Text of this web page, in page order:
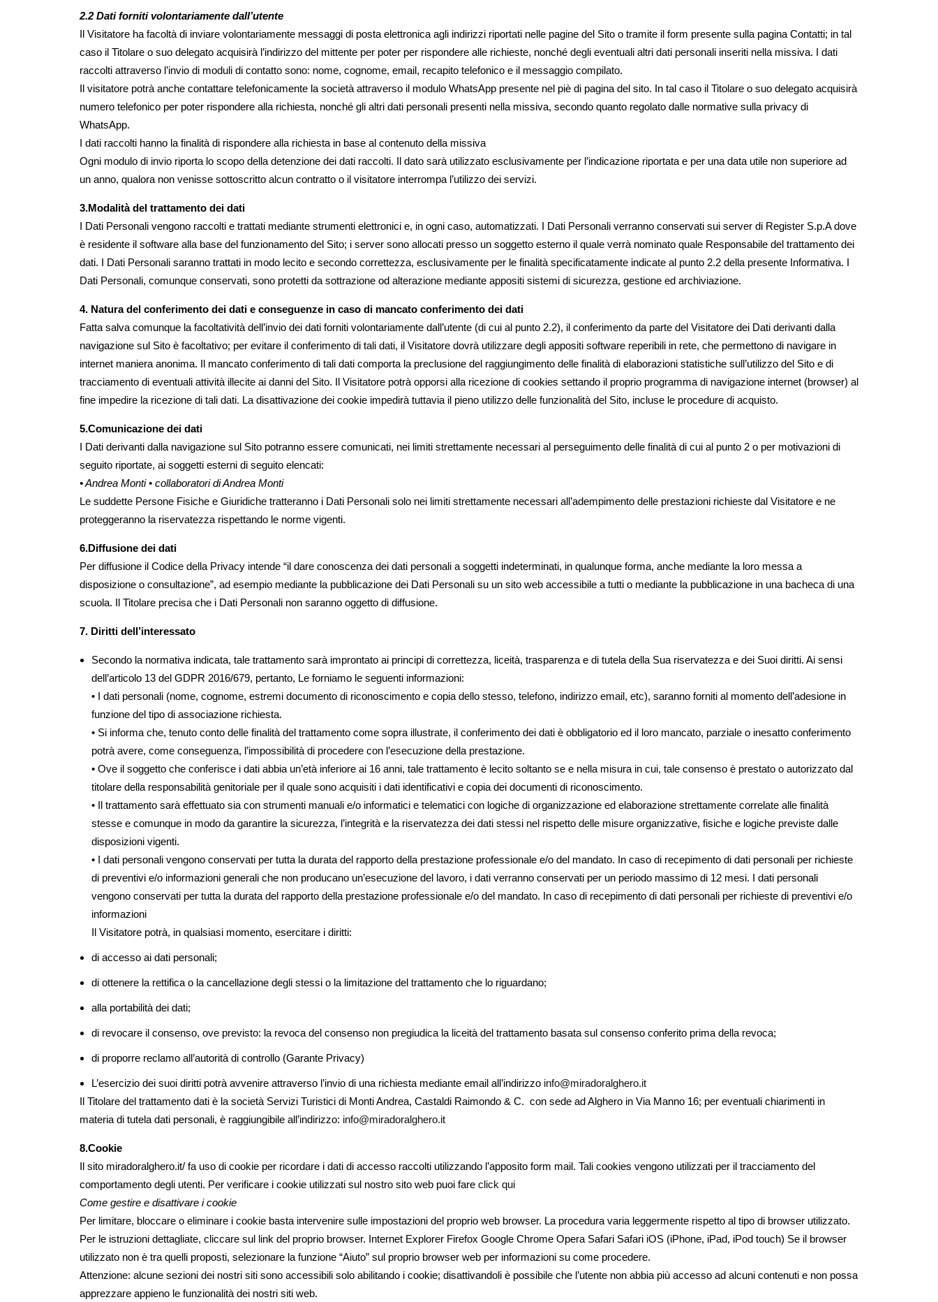
2.2 Dati forniti volontariamente dall’utente
Il Visitatore ha facoltà di inviare volontariamente messaggi di posta elettronica agli indirizzi riportati nelle pagine del Sito o tramite il form presente sulla pagina Contatti; in tal
caso il Titolare o suo delegato acquisirà l’indirizzo del mittente per poter per rispondere alle richieste, nonché degli eventuali altri dati personali inseriti nella missiva. I dati
raccolti attraverso l’invio di moduli di contatto sono: nome, cognome, email, recapito telefonico e il messaggio compilato.
Il visitatore potrà anche contattare telefonicamente la società attraverso il modulo WhatsApp presente nel piè di pagina del sito. In tal caso il Titolare o suo delegato acquisirà
numero telefonico per poter rispondere alla richiesta, nonché gli altri dati personali presenti nella missiva, secondo quanto regolato dalle normative sulla privacy di
WhatsApp.
I dati raccolti hanno la finalità di rispondere alla richiesta in base al contenuto della missiva
Ogni modulo di invio riporta lo scopo della detenzione dei dati raccolti. Il dato sarà utilizzato esclusivamente per l’indicazione riportata e per una data utile non superiore ad
un anno, qualora non venisse sottoscritto alcun contratto o il visitatore interrompa l’utilizzo dei servizi.
3.Modalità del trattamento dei dati
I Dati Personali vengono raccolti e trattati mediante strumenti elettronici e, in ogni caso, automatizzati. I Dati Personali verranno conservati sui server di Register S.p.A dove
è residente il software alla base del funzionamento del Sito; i server sono allocati presso un soggetto esterno il quale verrà nominato quale Responsabile del trattamento dei
dati. I Dati Personali saranno trattati in modo lecito e secondo correttezza, esclusivamente per le finalità specificatamente indicate al punto 2.2 della presente Informativa. I
Dati Personali, comunque conservati, sono protetti da sottrazione od alterazione mediante appositi sistemi di sicurezza, gestione ed archiviazione.
4. Natura del conferimento dei dati e conseguenze in caso di mancato conferimento dei dati
Fatta salva comunque la facoltatività dell’invio dei dati forniti volontariamente dall’utente (di cui al punto 2.2), il conferimento da parte del Visitatore dei Dati derivanti dalla
navigazione sul Sito è facoltativo; per evitare il conferimento di tali dati, il Visitatore dovrà utilizzare degli appositi software reperibili in rete, che permettono di navigare in
internet maniera anonima. Il mancato conferimento di tali dati comporta la preclusione del raggiungimento delle finalità di elaborazioni statistiche sull’utilizzo del Sito e di
tracciamento di eventuali attività illecite ai danni del Sito. Il Visitatore potrà opporsi alla ricezione di cookies settando il proprio programma di navigazione internet (browser) al
fine impedire la ricezione di tali dati. La disattivazione dei cookie impedirà tuttavia il pieno utilizzo delle funzionalità del Sito, incluse le procedure di acquisto.
5.Comunicazione dei dati
I Dati derivanti dalla navigazione sul Sito potranno essere comunicati, nei limiti strettamente necessari al perseguimento delle finalità di cui al punto 2 o per motivazioni di
seguito riportate, ai soggetti esterni di seguito elencati:
• Andrea Monti • collaboratori di Andrea Monti
Le suddette Persone Fisiche e Giuridiche tratteranno i Dati Personali solo nei limiti strettamente necessari all’adempimento delle prestazioni richieste dal Visitatore e ne
proteggeranno la riservatezza rispettando le norme vigenti.
6.Diffusione dei dati
Per diffusione il Codice della Privacy intende “il dare conoscenza dei dati personali a soggetti indeterminati, in qualunque forma, anche mediante la loro messa a
disposizione o consultazione”, ad esempio mediante la pubblicazione dei Dati Personali su un sito web accessibile a tutti o mediante la pubblicazione in una bacheca di una
scuola. Il Titolare precisa che i Dati Personali non saranno oggetto di diffusione.
7. Diritti dell’interessato
Secondo la normativa indicata, tale trattamento sarà improntato ai principi di correttezza, liceità, trasparenza e di tutela della Sua riservatezza e dei Suoi diritti. Ai sensi
dell’articolo 13 del GDPR 2016/679, pertanto, Le forniamo le seguenti informazioni:
• I dati personali (nome, cognome, estremi documento di riconoscimento e copia dello stesso, telefono, indirizzo email, etc), saranno forniti al momento dell’adesione in
funzione del tipo di associazione richiesta.
• Si informa che, tenuto conto delle finalità del trattamento come sopra illustrate, il conferimento dei dati è obbligatorio ed il loro mancato, parziale o inesatto conferimento
potrà avere, come conseguenza, l’impossibilità di procedere con l’esecuzione della prestazione.
• Ove il soggetto che conferisce i dati abbia un’età inferiore ai 16 anni, tale trattamento è lecito soltanto se e nella misura in cui, tale consenso è prestato o autorizzato dal
titolare della responsabilità genitoriale per il quale sono acquisiti i dati identificativi e copia dei documenti di riconoscimento.
• Il trattamento sarà effettuato sia con strumenti manuali e/o informatici e telematici con logiche di organizzazione ed elaborazione strettamente correlate alle finalità
stesse e comunque in modo da garantire la sicurezza, l’integrità e la riservatezza dei dati stessi nel rispetto delle misure organizzative, fisiche e logiche previste dalle
disposizioni vigenti.
• I dati personali vengono conservati per tutta la durata del rapporto della prestazione professionale e/o del mandato. In caso di recepimento di dati personali per richieste
di preventivi e/o informazioni generali che non producano un’esecuzione del lavoro, i dati verranno conservati per un periodo massimo di 12 mesi. I dati personali
vengono conservati per tutta la durata del rapporto della prestazione professionale e/o del mandato. In caso di recepimento di dati personali per richieste di preventivi e/o
informazioni
Il Visitatore potrà, in qualsiasi momento, esercitare i diritti:
di accesso ai dati personali;
di ottenere la rettifica o la cancellazione degli stessi o la limitazione del trattamento che lo riguardano;
alla portabilità dei dati;
di revocare il consenso, ove previsto: la revoca del consenso non pregiudica la liceità del trattamento basata sul consenso conferito prima della revoca;
di proporre reclamo all’autorità di controllo (Garante Privacy)
L’esercizio dei suoi diritti potrà avvenire attraverso l’invio di una richiesta mediante email all’indirizzo info@miradoralghero.it
Il Titolare del trattamento dati è la società Servizi Turistici di Monti Andrea, Castaldi Raimondo & C. con sede ad Alghero in Via Manno 16; per eventuali chiarimenti in
materia di tutela dati personali, è raggiungibile all’indirizzo: info@miradoralghero.it
8.Cookie
Il sito miradoralghero.it/ fa uso di cookie per ricordare i dati di accesso raccolti utilizzando l’apposito form mail. Tali cookies vengono utilizzati per il tracciamento del
comportamento degli utenti. Per verificare i cookie utilizzati sul nostro sito web puoi fare click qui
Come gestire e disattivare i cookie
Per limitare, bloccare o eliminare i cookie basta intervenire sulle impostazioni del proprio web browser. La procedura varia leggermente rispetto al tipo di browser utilizzato.
Per le istruzioni dettagliate, cliccare sul link del proprio browser. Internet Explorer Firefox Google Chrome Opera Safari Safari iOS (iPhone, iPad, iPod touch) Se il browser
utilizzato non è tra quelli proposti, selezionare la funzione “Aiuto” sul proprio browser web per informazioni su come procedere.
Attenzione: alcune sezioni dei nostri siti sono accessibili solo abilitando i cookie; disattivandoli è possibile che l’utente non abbia più accesso ad alcuni contenuti e non possa
apprezzare appieno le funzionalità dei nostri siti web.